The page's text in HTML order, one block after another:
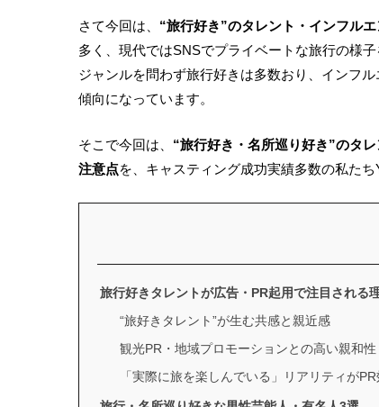
さて今回は、 “旅行好き”のタレント・インフル
多く、現代ではSNSでプライベートな旅行の様
ジャンルを問わず旅行好きは多数おり、インフ
傾向になっています。
そこで今回は、 “旅行好き・名所巡り好き”のタ
注意点を、キャスティング成功実績多数の私た
旅行好きタレントが広告・PR起用で注目される
“旅好きタレント”が生む共感と親近感
観光PR・地域プロモーションとの高い親和性
「実際に旅を楽しんでいる」リアリティが